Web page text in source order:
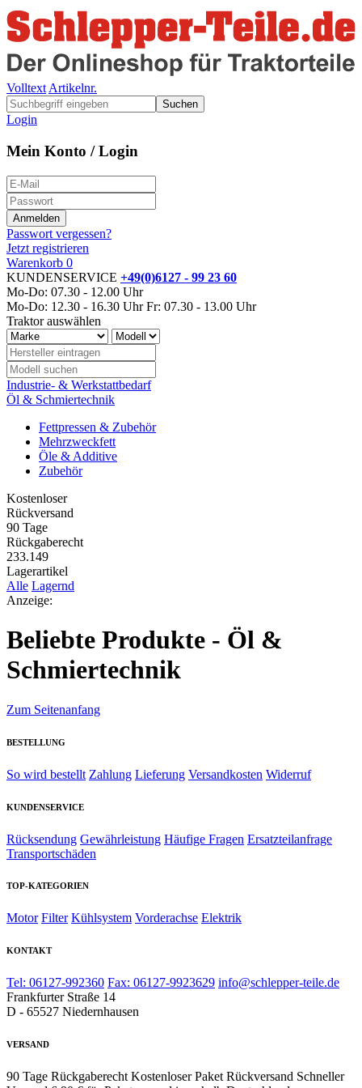
Volltext Artikelnr.
Suchen
Login
Mein Konto / Login
Passwort vergessen?
Jetzt registrieren
Warenkorb 0
KUNDENSERVICE +49(0)6127 - 99 23 60
Mo-Do: 07.30 - 12.00 Uhr
Mo-Do: 12.30 - 16.30 Uhr Fr: 07.30 - 13.00 Uhr
Traktor auswählen
Industrie- & Werkstattbedarf
Öl & Schmiertechnik
Fettpressen & Zubehör
Mehrzweckfett
Öle & Additive
Zubehör
Kostenloser
Rückversand
90 Tage
Rückgaberecht
233.149
Lagerartikel
Alle Lagernd
Anzeige:
Beliebte Produkte - Öl &
Schmiertechnik
Zum Seitenanfang
BESTELLUNG
So wird bestellt Zahlung Lieferung Versandkosten Widerruf
KUNDENSERVICE
Rücksendung Gewährleistung Häufige Fragen Ersatzteilanfrage
Transportschäden
TOP-KATEGORIEN
Motor Filter Kühlsystem Vorderachse Elektrik
KONTAKT
Tel: 06127-992360 Fax: 06127-9923629 info@schlepper-teile.de
Frankfurter Straße 14
D - 65527 Niedernhausen
VERSAND
90 Tage Rückgaberecht Kostenloser Paket Rückversand Schneller